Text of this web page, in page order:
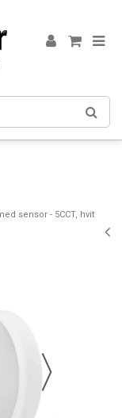
sensor - 5CCT, hvit